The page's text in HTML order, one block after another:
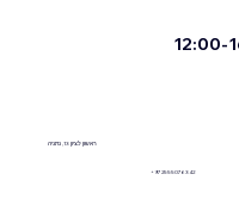
ראשון לציון 13, נתניה
+972555076342